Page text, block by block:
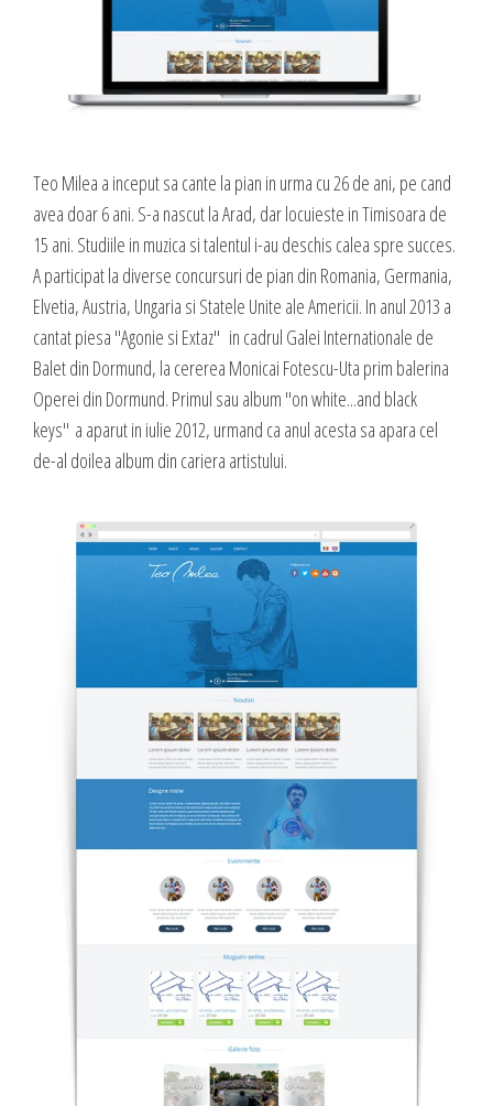
valoare produselor sau serviciilor cu care vii in fata clientilor tai.
Dow Media - Timisoara
Strada. Johann Heinrich Pestalozzi, Nr. 3-5
Romania, Timisoara
0356 44 24 24
Dow Media Consulting - Bucuresti
Spl. Independentei, Nr. 273
Bucuresti, Sector 6
021 310 72 37
INTERNET MARKETING
Publicitate Online
Redactare articole
Clipuri video promovare
E-mail marketing
Realizare / Administrare pagina Facebook
Servicii Copywriting
Servicii PR
Campanii integrate
Corporate blogging
Identitate vizuala, imagine
Teo Milea a inceput sa cante la pian in urma cu 26 de ani, pe cand
avea doar 6 ani. S-a nascut la Arad, dar locuieste in Timisoara de
15 ani. Studiile in muzica si talentul i-au deschis calea spre succes.
A participat la diverse concursuri de pian din Romania, Germania,
Elvetia, Austria, Ungaria si Statele Unite ale Americii. In anul 2013 a
cantat piesa "Agonie si Extaz" in cadrul Galei Internationale de
Balet din Dormund, la cererea Monicai Fotescu-Uta prim balerina
Operei din Dormund. Primul sau album "on white...and black
keys" a aparut in iulie 2012, urmand ca anul acesta sa apara cel
de-al doilea album din cariera artistului.